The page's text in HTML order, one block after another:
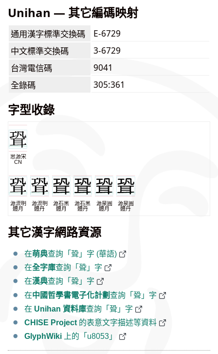
Unihan — 其它編碼映射
通用漢字標準交換碼
E-6729
中文標準交換碼
3-6729
台灣電信碼
9041
全錄碼
305:361
字型收錄
思源宋
CN
源流明
體月
源流明
體丹
源石黑
體月
源石黑
體丹
源泉圓
體月
源泉圓
體丹
其它漢字網路資源
在萌典查詢「聓」字 (華語)
在全字庫查詢「聓」字
在漢典查詢「聓」字
在中國哲學書電子化計劃查詢「聓」字
在 Unihan 資料庫查詢「聓」字
CHISE Project 的表意文字描述等資料
GlyphWiki 上的「u8053」